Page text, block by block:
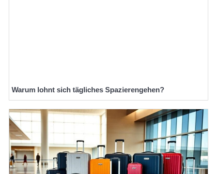
Warum lohnt sich tägliches Spazierengehen?